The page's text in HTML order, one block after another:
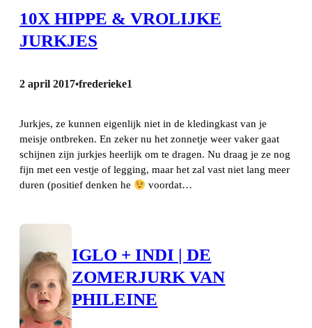
10X HIPPE & VROLIJKE
JURKJES
2 april 2017•frederieke1
Jurkjes, ze kunnen eigenlijk niet in de kledingkast van je
meisje ontbreken. En zeker nu het zonnetje weer vaker gaat
schijnen zijn jurkjes heerlijk om te dragen. Nu draag je ze nog
fijn met een vestje of legging, maar het zal vast niet lang meer
duren (positief denken he
voordat…
IGLO + INDI | DE
ZOMERJURK VAN
PHILEINE